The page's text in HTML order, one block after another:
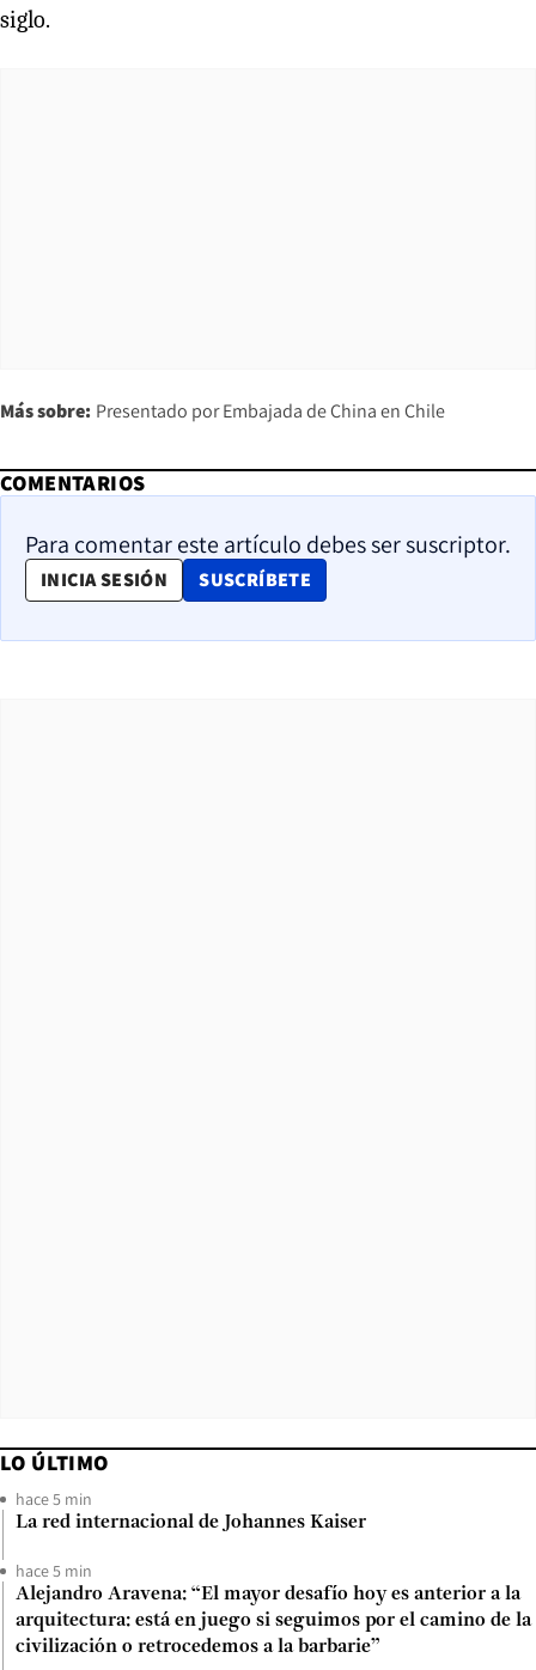
siglo.
Más sobre: Presentado por Embajada de China en Chile
COMENTARIOS
Para comentar este artículo debes ser suscriptor.
INICIA SESIÓN SUSCRÍBETE
OPENS IN NEW WINDOW
LO ÚLTIMO
hace 5 min
La red internacional de Johannes Kaiser
hace 5 min
Alejandro Aravena: “El mayor desafío hoy es anterior a la
arquitectura: está en juego si seguimos por el camino de la
civilización o retrocedemos a la barbarie”